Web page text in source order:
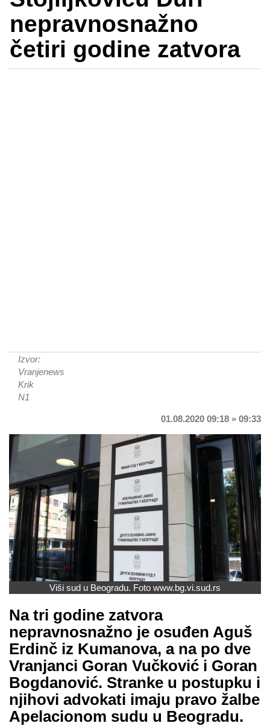
nepravnosnažno
četiri godine zatvora
Izvor:
Vranjenews
Krik
N1
01.08.2020 09:18 » 09:33
Viši sud u Beogradu. Foto www.bg.vi.sud.rs
Na tri godine zatvora
nepravnosnažno je osuđen Aguš
Erdinč iz Kumanova, a na po dve
Vranjanci Goran Vučković i Goran
Bogdanović. Stranke u postupku i
njihovi advokati imaju pravo žalbe
Apelacionom sudu u Beogradu.